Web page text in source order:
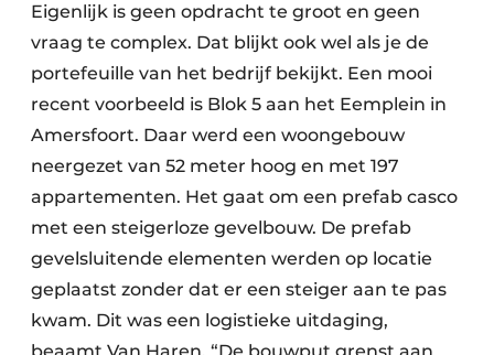
Eigenlijk is geen opdracht te groot en geen
vraag te complex. Dat blijkt ook wel als je de
portefeuille van het bedrijf bekijkt. Een mooi
recent voorbeeld is Blok 5 aan het Eemplein in
Amersfoort. Daar werd een woongebouw
neergezet van 52 meter hoog en met 197
appartementen. Het gaat om een prefab casco
met een steigerloze gevelbouw. De prefab
gevelsluitende elementen werden op locatie
geplaatst zonder dat er een steiger aan te pas
kwam. Dit was een logistieke uitdaging,